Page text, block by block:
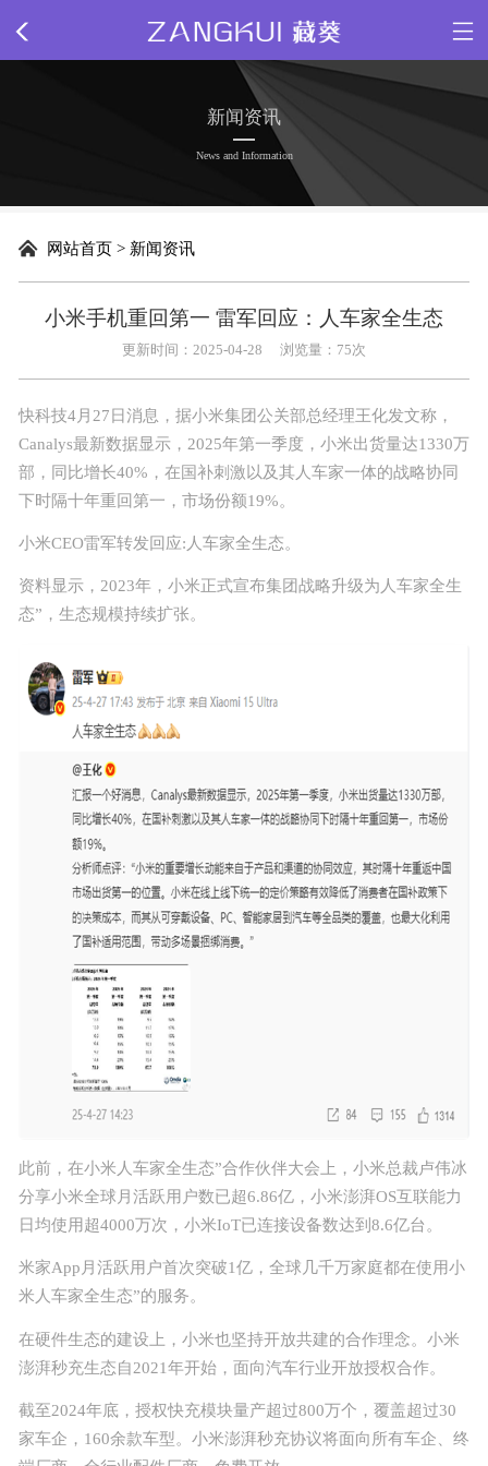
精品源码
插件下载
网页特效
站长学院
投诉建议
联系我们
新闻资讯
News and Information
网站首页 > 新闻资讯
小米手机重回第一 雷军回应：人车家全生态
更新时间：2025-04-28 浏览量： 75次
快科技4月27日消息，据小米集团公关部总经理王化发文称，
Canalys最新数据显示， 2025年第一季度，小米出货量达1330万
部，同比增长40%，在国补刺激以及其人车家一体的战略协同
下时隔十年重回第一 ，市场份额19%。
小米CEO雷军转发回应:人车家全生态。
资料显示，2023年，小米正式宣布集团战略升级为人车家全生
态”，生态规模持续扩张。
此前，在小米人车家全生态”合作伙伴大会上，小米总裁卢伟冰
分享小米全球月活跃用户数已超6.86亿，小米澎湃OS互联能力
日均使用超4000万次，小米IoT已连接设备数达到8.6亿台。
米家App月活跃用户首次突破1亿，全球几千万家庭都在使用小
米人车家全生态”的服务。
在硬件生态的建设上，小米也坚持开放共建的合作理念。小米
澎湃秒充生态自2021年开始，面向汽车行业开放授权合作。
截至2024年底，授权快充模块量产超过800万个，覆盖超过30
家车企，160余款车型。小米澎湃秒充协议将面向所有车企、终